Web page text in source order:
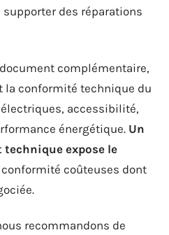
des réparations
complémentaire,
la conformité technique du
accessibilité,
énergétique. Un
expose le
coûteuses dont
recommandons de